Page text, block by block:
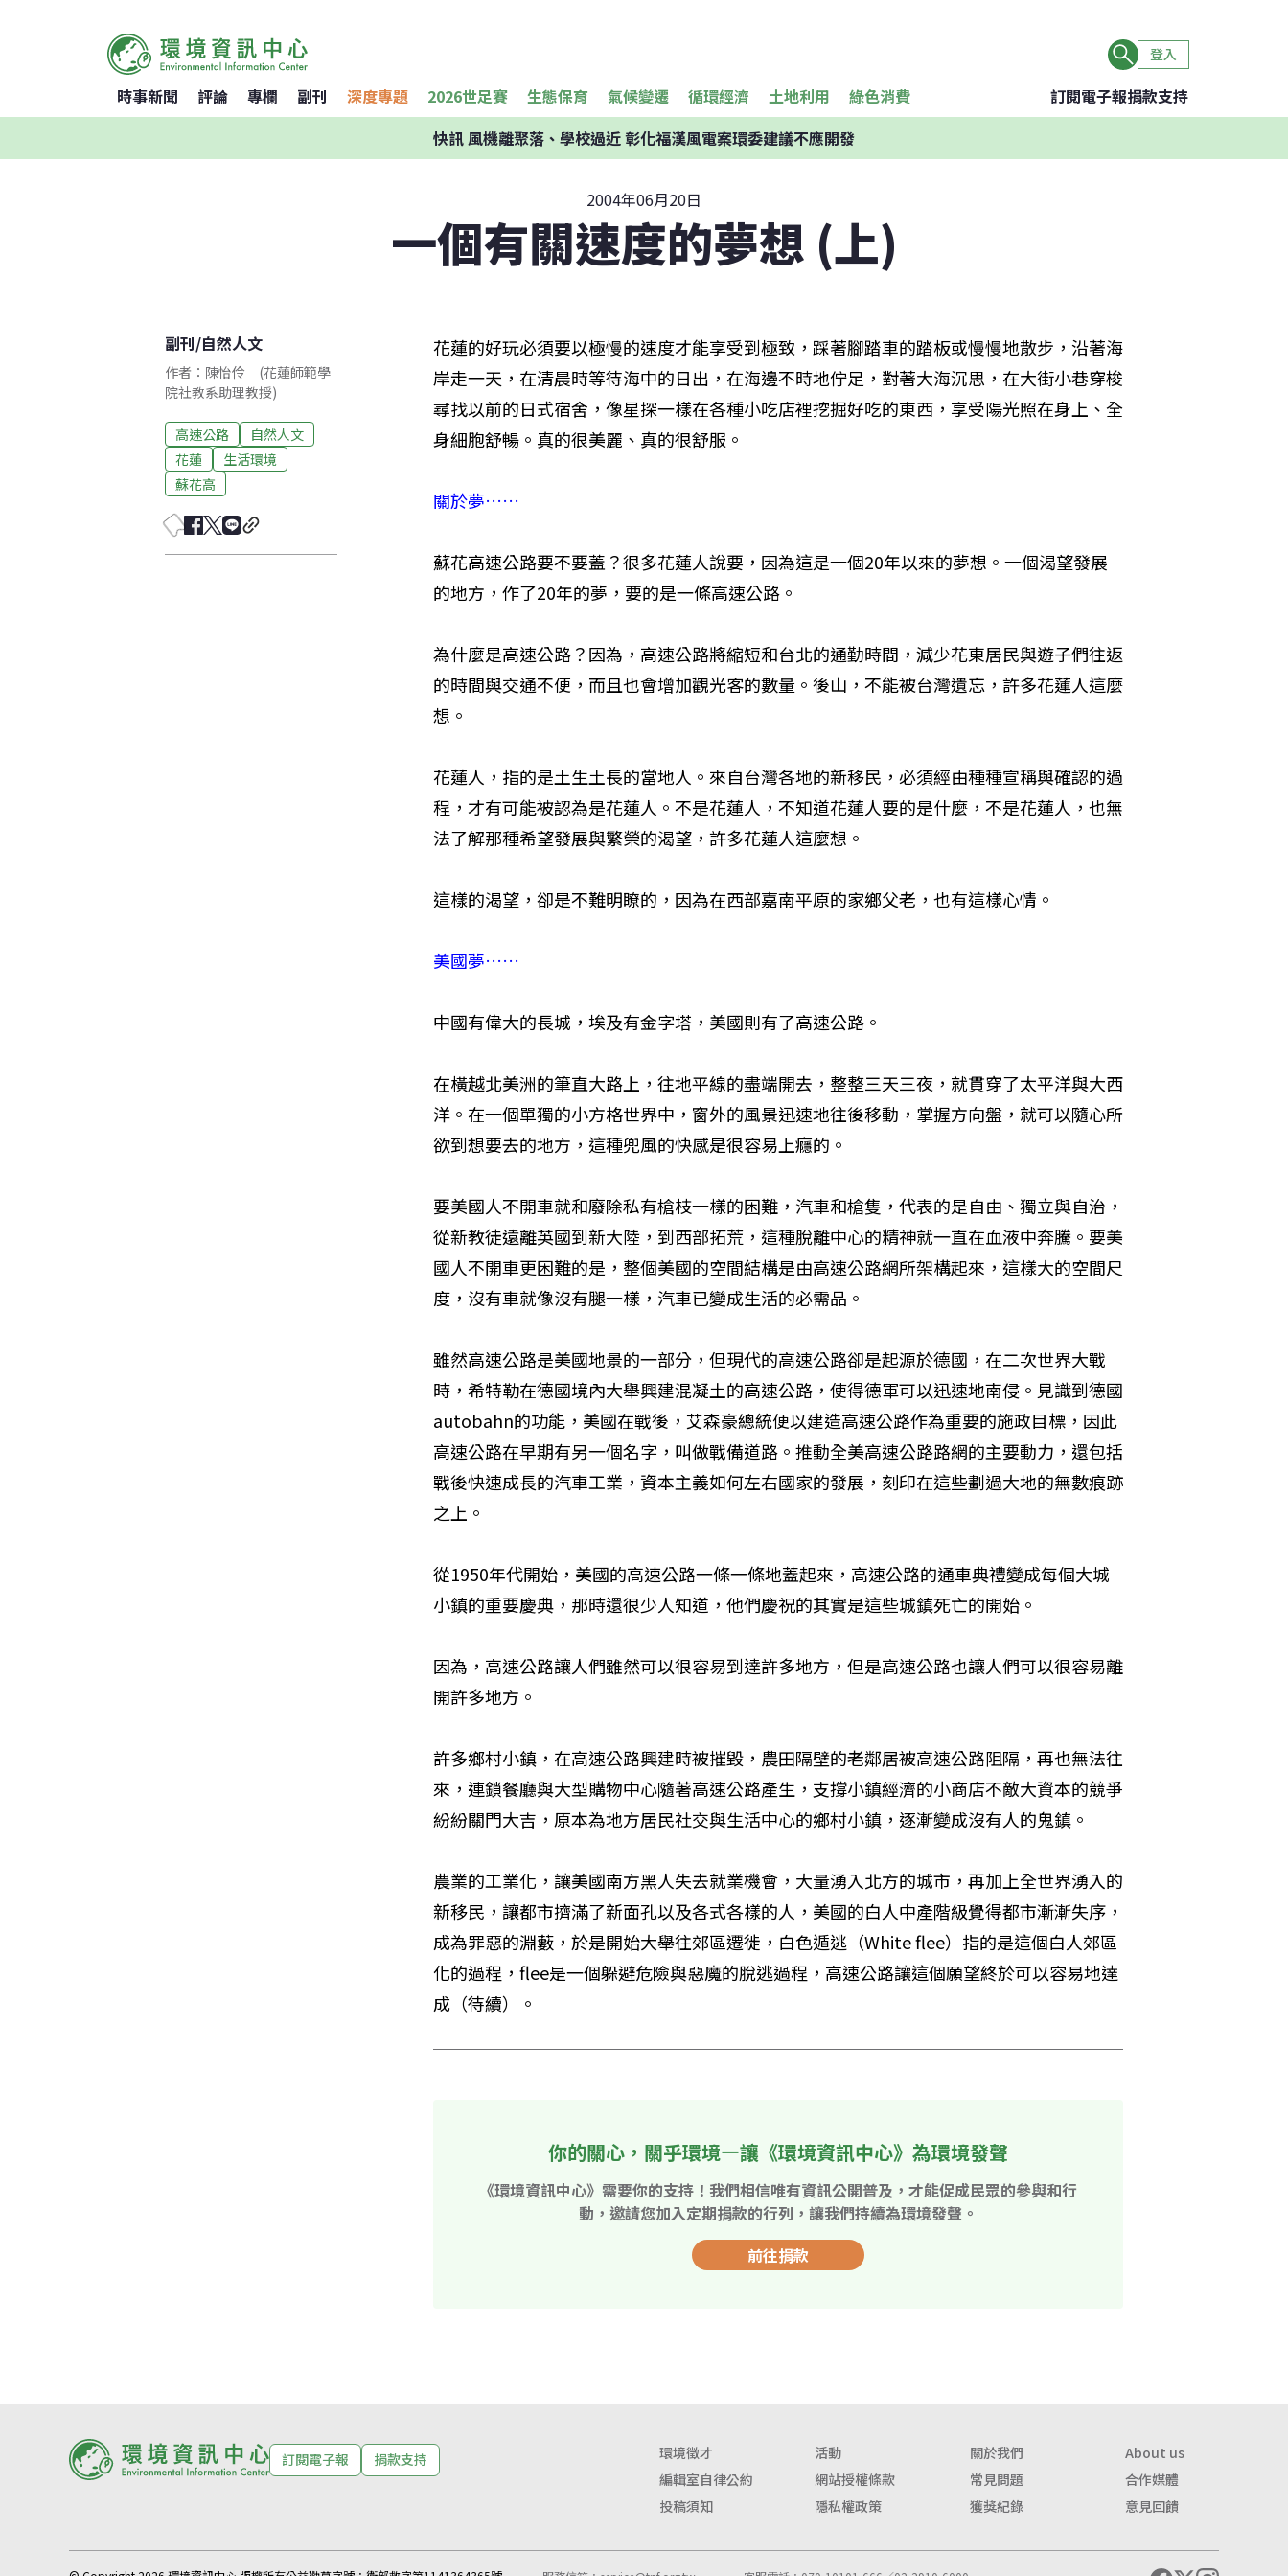
登入
時事新聞 評論 專欄 副刊 深度專題 2026世足賽 生態保育 氣候變遷 循環經濟 土地利用 綠色消費 訂閱電子報捐款支持
快訊風機離聚落、學校過近 彰化福漢風電案環委建議不應開發
2004年06月20日
一個有關速度的夢想 (上)
副刊/自然人文
作者：陳怡伶 (花蓮師範學
院社教系助理教授)
高速公路
自然人文
花蓮
生活環境
蘇花高
花蓮的好玩必須要以極慢的速度才能享受到極致，踩著腳踏車的踏板或慢慢地散步，沿著海
岸走一天，在清晨時等待海中的日出，在海邊不時地佇足，對著大海沉思，在大街小巷穿梭
尋找以前的日式宿舍，像星探一樣在各種小吃店裡挖掘好吃的東西，享受陽光照在身上、全
身細胞舒暢。真的很美麗、真的很舒服。
關於夢……
蘇花高速公路要不要蓋？很多花蓮人說要，因為這是一個20年以來的夢想。一個渴望發展
的地方，作了20年的夢，要的是一條高速公路。
為什麼是高速公路？因為，高速公路將縮短和台北的通勤時間，減少花東居民與遊子們往返
的時間與交通不便，而且也會增加觀光客的數量。後山，不能被台灣遺忘，許多花蓮人這麼
想。
花蓮人，指的是土生土長的當地人。來自台灣各地的新移民，必須經由種種宣稱與確認的過
程，才有可能被認為是花蓮人。不是花蓮人，不知道花蓮人要的是什麼，不是花蓮人，也無
法了解那種希望發展與繁榮的渴望，許多花蓮人這麼想。
這樣的渴望，卻是不難明瞭的，因為在西部嘉南平原的家鄉父老，也有這樣心情。
美國夢……
中國有偉大的長城，埃及有金字塔，美國則有了高速公路。
在橫越北美洲的筆直大路上，往地平線的盡端開去，整整三天三夜，就貫穿了太平洋與大西
洋。在一個單獨的小方格世界中，窗外的風景迅速地往後移動，掌握方向盤，就可以隨心所
欲到想要去的地方，這種兜風的快感是很容易上癮的。
要美國人不開車就和廢除私有槍枝一樣的困難，汽車和槍隻，代表的是自由、獨立與自治，
從新教徒遠離英國到新大陸，到西部拓荒，這種脫離中心的精神就一直在血液中奔騰。要美
國人不開車更困難的是，整個美國的空間結構是由高速公路網所架構起來，這樣大的空間尺
度，沒有車就像沒有腿一樣，汽車已變成生活的必需品。
雖然高速公路是美國地景的一部分，但現代的高速公路卻是起源於德國，在二次世界大戰
時，希特勒在德國境內大舉興建混凝土的高速公路，使得德軍可以迅速地南侵。見識到德國
autobahn的功能，美國在戰後，艾森豪總統便以建造高速公路作為重要的施政目標，因此
高速公路在早期有另一個名字，叫做戰備道路。推動全美高速公路路網的主要動力，還包括
戰後快速成長的汽車工業，資本主義如何左右國家的發展，刻印在這些劃過大地的無數痕跡
之上。
從1950年代開始，美國的高速公路一條一條地蓋起來，高速公路的通車典禮變成每個大城
小鎮的重要慶典，那時還很少人知道，他們慶祝的其實是這些城鎮死亡的開始。
因為，高速公路讓人們雖然可以很容易到達許多地方，但是高速公路也讓人們可以很容易離
開許多地方。
許多鄉村小鎮，在高速公路興建時被摧毀，農田隔壁的老鄰居被高速公路阻隔，再也無法往
來，連鎖餐廳與大型購物中心隨著高速公路產生，支撐小鎮經濟的小商店不敵大資本的競爭
紛紛關門大吉，原本為地方居民社交與生活中心的鄉村小鎮，逐漸變成沒有人的鬼鎮。
農業的工業化，讓美國南方黑人失去就業機會，大量湧入北方的城市，再加上全世界湧入的
新移民，讓都市擠滿了新面孔以及各式各樣的人，美國的白人中產階級覺得都市漸漸失序，
成為罪惡的淵藪，於是開始大舉往郊區遷徙，白色遁逃（White flee）指的是這個白人郊區
化的過程，flee是一個躲避危險與惡魔的脫逃過程，高速公路讓這個願望終於可以容易地達
成（待續）。
你的關心，關乎環境—讓《環境資訊中心》為環境發聲
《環境資訊中心》需要你的支持！我們相信唯有資訊公開普及，才能促成民眾的參與和行
動，邀請您加入定期捐款的行列，讓我們持續為環境發聲。
前往捐款
訂閱電子報 捐款支持 環境徵才 活動 關於我們
About us
編輯室自律公約
網站授權條款 常見問題
合作媒體
投稿須知
隱私權政策 獲獎紀錄 意見回饋